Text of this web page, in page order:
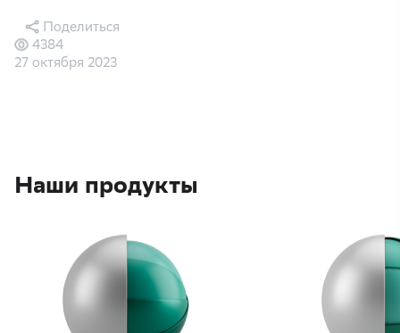
27 октября 2023
4384
Поделиться
Наши продукты